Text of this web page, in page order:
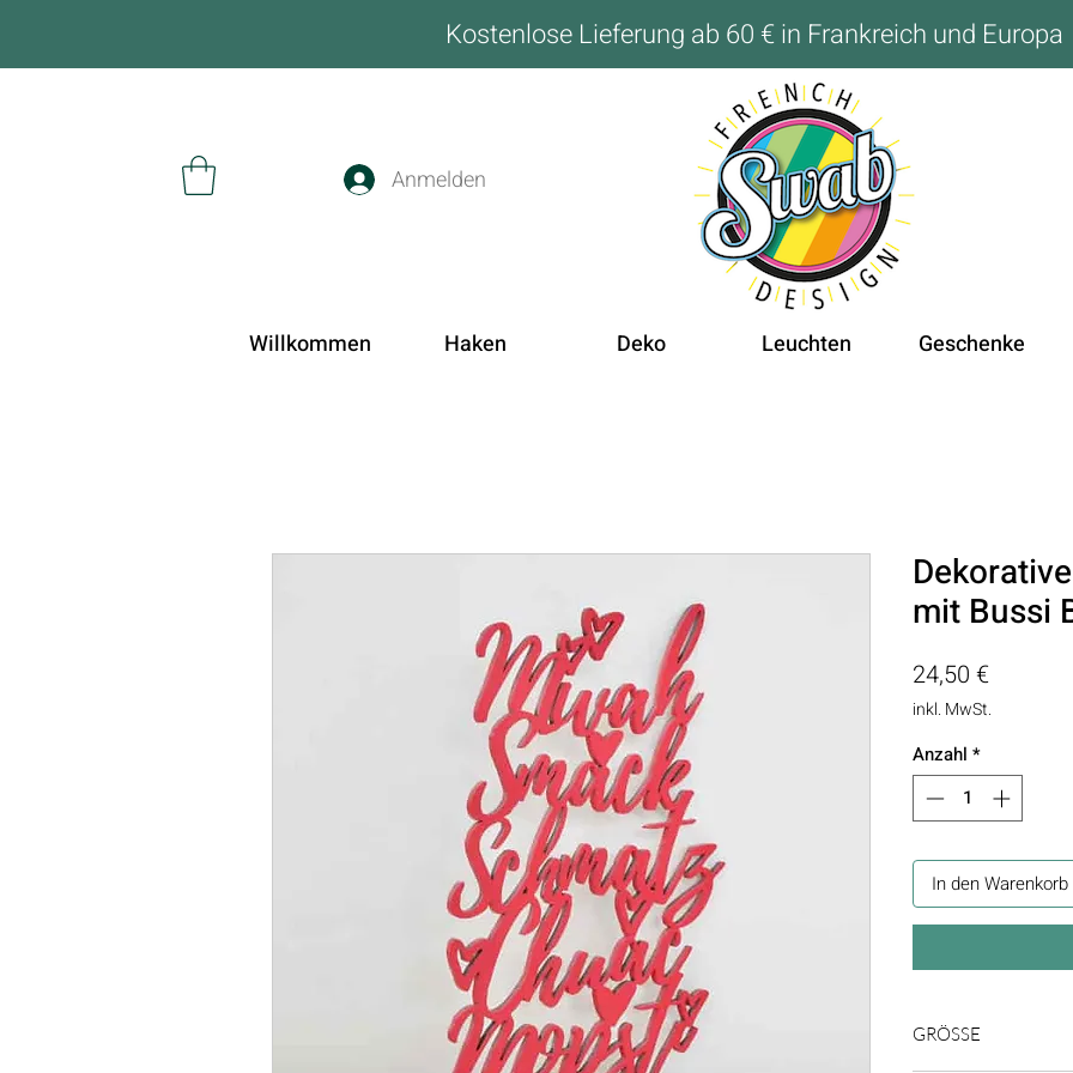
Kostenlose Lieferung ab 60 € in Frankreich und Europa
Anmelden
Willkommen Haken Deko Leuchten Geschenke
mit Bussi
24,50 €Preis
inkl. MwSt.
Anzahl *
In den Warenkorb
GRÖSSE